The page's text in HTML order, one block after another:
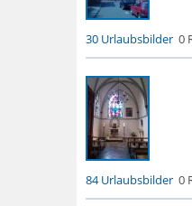
30 Urlaubsbilder 0
84 Urlaubsbilder 0